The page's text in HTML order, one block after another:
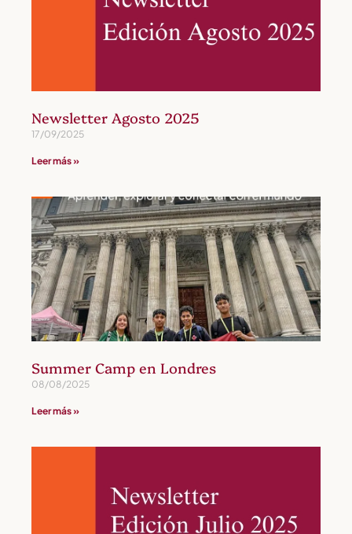
Newsletter Agosto 2025
17/09/2025
Leer más »
Summer Camp en Londres
08/08/2025
Leer más »